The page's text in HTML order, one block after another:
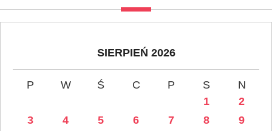
SIERPIEŃ 2026
P W Ś C P S
N
1
2
3
4 5 6 7 8
9